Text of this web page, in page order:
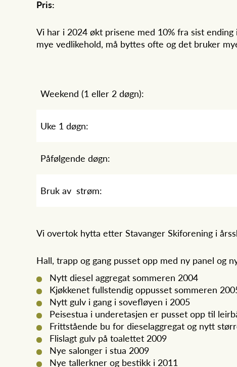
Pris:
Vi har i 2024 økt prisene med 10% fra sist
mye vedlikehold, må byttes ofte og det bruker
Weekend (1 eller 2 døgn):
Uke 1 døgn:
Påfølgende døgn:
Bruk av strøm:
Vi overtok hytta etter Stavanger Skiforening i
Hall, trapp og gang pusset opp med ny panel og
Nytt diesel aggregat sommeren 2004
Kjøkkenet fullstendig oppusset sommeren
Nytt gulv i gang i sovefløyen i 2005
Peisestua i underetasjen er pusset opp til
Frittstående bu for dieselaggregat og nytt
Flislagt gulv på toalettet 2009
Nye salonger i stua 2009
Nye tallerkner og bestikk i 2011